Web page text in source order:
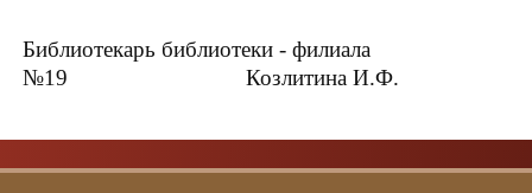
Библиотекарь библиотеки - филиала
№19 Козлитина И.Ф.